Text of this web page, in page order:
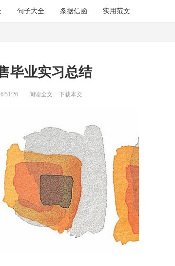
句子大全 条据信函 实用范文
毕业实习总结
阅读全文 下载本文